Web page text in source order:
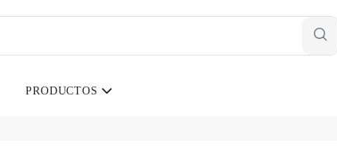
PRODUCTOS